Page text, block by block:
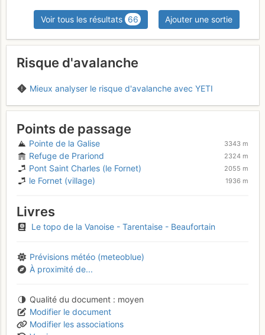
Voir tous les résultats 66 Ajouter une sortie
Risque d'avalanche
Mieux analyser le risque d'avalanche avec YETI
Points de passage
Pointe de la Galise 3343 m
Refuge de Prariond 2324 m
Pont Saint Charles (le Fornet) 2055 m
le Fornet (village) 1936 m
Livres
Le topo de la Vanoise - Tarentaise - Beaufortain
Prévisions météo (meteoblue)
À proximité de...
Qualité du document
moyen
Modifier le document
Modifier les associations